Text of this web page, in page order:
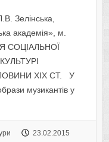
Зелінська,
академія», м.
СОЦІАЛЬНОЇ
ХІХ СТ. У
музикантів у
23.02.2015